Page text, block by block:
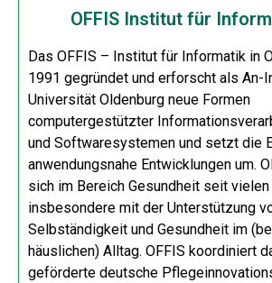
OFFIS Institut für
Das OFFIS – Institut für Informatik in
1991 gegründet und erforscht als An-
Universität Oldenburg neue Formen
computergestützter
und Softwaresystemen und setzt die
anwendungsnahe Entwicklungen um.
sich im Bereich Gesundheit seit vielen
insbesondere mit der Unterstützung
Selbständigkeit und Gesundheit im
häuslichen) Alltag. OFFIS koordiniert
geförderte deutsche